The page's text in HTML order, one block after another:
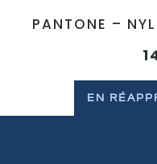
PANTONE –
EN